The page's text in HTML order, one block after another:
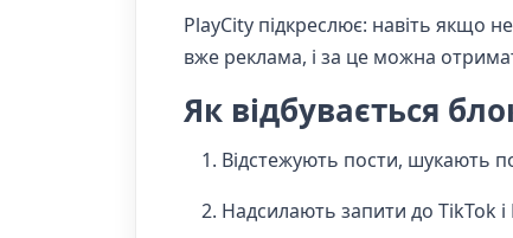
PlayCity підкреслює: навіть якщо
вже реклама, і за це можна
Як відбувається
Відстежують пости, шукають
Надсилають запити до TikTok